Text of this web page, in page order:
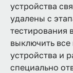
устройства
удалены с
тестирования
выключить
устройства и
специально